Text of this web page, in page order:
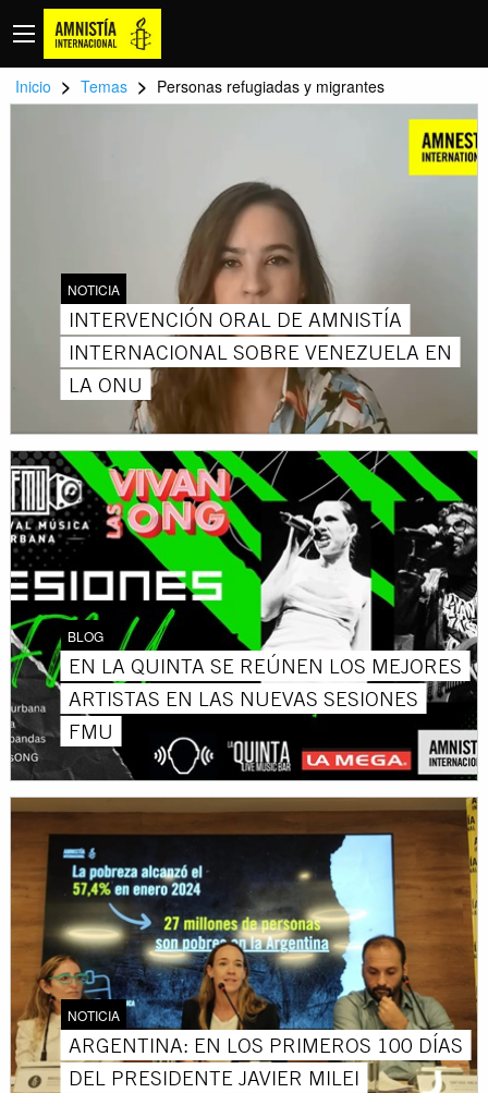
Inicio > Temas > Personas refugiadas y migrantes
NOTICIA
INTERVENCIÓN ORAL DE AMNISTÍA
INTERNACIONAL SOBRE VENEZUELA EN
LA ONU
BLOG
EN LA QUINTA SE REÚNEN LOS MEJORES
ARTISTAS EN LAS NUEVAS SESIONES
FMU
NOTICIA
ARGENTINA: EN LOS PRIMEROS 100 DÍAS
DEL PRESIDENTE JAVIER MILEI